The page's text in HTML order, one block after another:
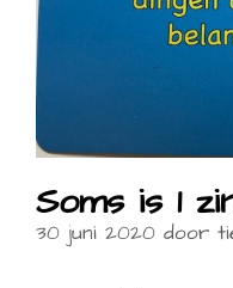
Soms is 1
30 juni 2020 door